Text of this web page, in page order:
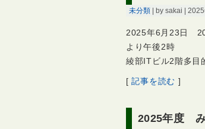
未分類 | by sakai |
2025年6月23日
よ
綾部ITビル2階多
[記事を読む ]
2025年度